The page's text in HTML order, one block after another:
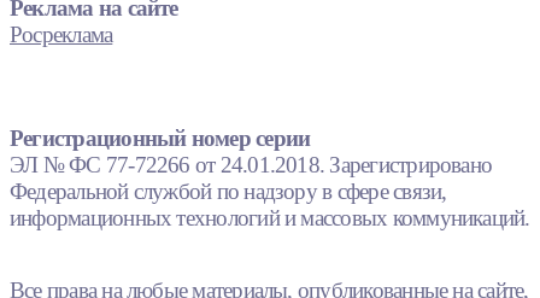
Реклама на сайте
Росреклама
Регистрационный номер серии
ЭЛ № ФС 77-72266 от 24.01.2018. Зарегистрировано
Федеральной службой по надзору в сфере связи,
информационных технологий и массовых коммуникаций.
Все права на любые материалы, опубликованные на сайте,